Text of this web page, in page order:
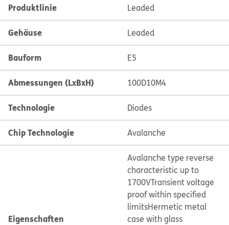
Produktlinie Leaded
Gehäuse Leaded
Bauform E5
Abmessungen (LxBxH) 100D10M4
Technologie Diodes
Chip Technologie Avalanche
Eigenschaften
Avalanche type reverse
characteristic up to
1700VTransient voltage
proof within specified
limitsHermetic metal
case with glass